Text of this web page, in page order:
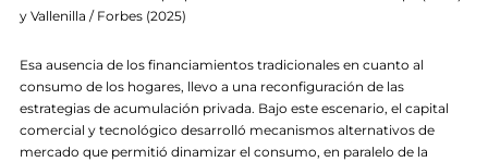
y Vallenilla / Forbes (2025)
Esa ausencia de los financiamientos tradicionales en cuanto al
consumo de los hogares, llevo a una reconfiguración de las
estrategias de acumulación privada. Bajo este escenario, el capital
comercial y tecnológico desarrolló mecanismos alternativos de
mercado que permitió dinamizar el consumo, en paralelo de la